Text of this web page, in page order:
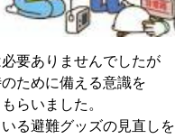
要ありませんでしたが
ために備える意識を
らいました。
る避難グッズの見直しを